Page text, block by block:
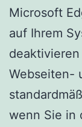
Microsoft
auf Ihrem
Webseiten-
wenn Sie in